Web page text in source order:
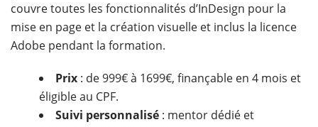
couvre toutes les fonctionnalités d’InDesign pour la
mise en page et la création visuelle et inclus la licence
Adobe pendant la formation.
Prix : de 999€ à 1699€, finançable en 4 mois et
éligible au CPF.
Suivi personnalisé : mentor dédié et